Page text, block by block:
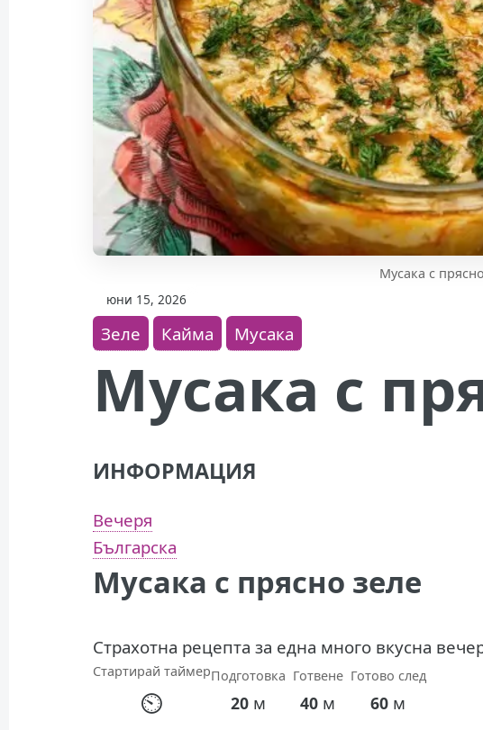
Мусака с
юни 15, 2026
Зеле Кайма Мусака
Мусака с
ИНФОРМАЦИЯ
Вечеря
Българска
Мусака с прясно зеле
Страхотна рецепта за една много вкусна
Стартирай таймер
⏲
Подготовка
20м
Готвене
40 м
Готово след
60 м